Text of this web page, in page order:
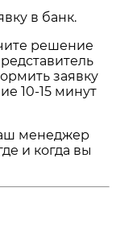
в банк.
решение
заявку
10-15 минут
менеджер
и когда вы